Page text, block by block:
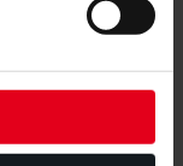
neuesten Stand
Shop